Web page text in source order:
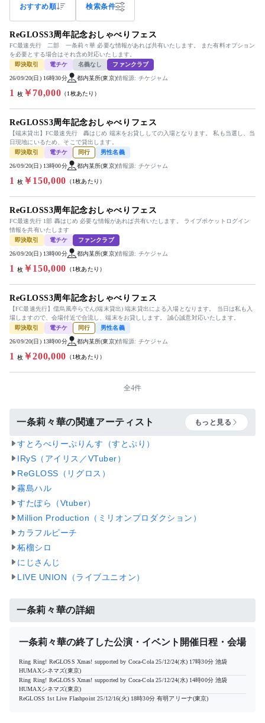
おすすめ順 検索条件
ReGLOSS3周年記念おしゃべりフェス
FC最速先行 二部 一条莉々華 必要な情報があれば共有いたします。 また有料オプション
を必要とする場合はそれ含め対応いたします。
即決取引
電チケ 名義なし ファンクラブ
26/09/20(日) 16時30分 都内某所(東京)情報源: チケジャム
1 枚￥70,000 （1枚あたり）
ReGLOSS3周年記念おしゃべりフェス
【端末貸出】FC最速先行 轟はじめ 端末をお貸ししての入場となります。 私も当選し、当
日現地にいるため、そこで貸出します。
即決取引
電チケ 同行 男性名義
26/09/20(日) 13時00分 都内某所(東京)情報源: チケジャム
1 枚￥150,000 （1枚あたり）
ReGLOSS3周年記念おしゃべりフェス
FC最速先行 1部 轟はじめ 必要な情報があれば共有いたします。 ライブポケットログイン
情報を共有いたします
即決取引
電チケ ファンクラブ
26/09/20(日) 13時00分 都内某所(東京)情報源: チケジャム
1 枚￥150,000 （1枚あたり）
ReGLOSS3周年記念おしゃべりフェス
【FC最速先行】儒烏風亭らでん(端末貸出) 端末貸出による入場となります。 当日は私も入
場しますので、会場付近で合流し、端末をお貸しします。 誠心誠意対応いたします。
即決取引
電チケ 同行 男性名義
26/09/20(日) 13時00分 都内某所(東京)情報源: チケジャム
1 枚￥200,000 （1枚あたり）
全4件
一条莉々華の関連アーティスト もっと見る
すとろべりーぷりんす（すとぷり）
IRyS（アイリス／VTuber）
ReGLOSS（リグロス）
霧島ハル
すたぽら（Vtuber）
Million Production（ミリオンプロダクション）
カラフルピーチ
柘榴シロ
にじさんじ
LIVE UNION（ライブユニオン）
一条莉々華の詳細
一条莉々華の終了した公演・イベント開催日程・会場
Ring Ring! ReGLOSS Xmas! supported by Coca-Cola 25/12/24(水) 17時30分 池袋
HUMAXシネマズ(東京)
Ring Ring! ReGLOSS Xmas! supported by Coca-Cola 25/12/24(水) 14時00分 池袋
HUMAXシネマズ(東京)
ReGLOSS 1st Live Flashpoint 25/12/16(火) 18時30分 有明アリーナ(東京)